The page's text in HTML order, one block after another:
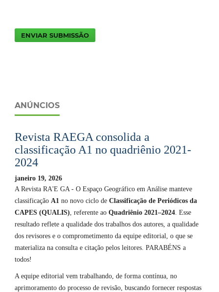
ENVIAR SUBMISSÃO
ANÚNCIOS
Revista RAEGA consolida a
classificação A1 no quadriênio 2021-
2024
janeiro 19, 2026
A Revista RA'E GA - O Espaço Geográfico em Análise manteve
classificação A1 no novo ciclo de Classificação de Periódicos da
CAPES (QUALIS) , referente ao Quadriênio 2021–2024 . Esse
resultado reflete a qualidade dos trabalhos dos autores, a qualidade
dos revisores e o comprometimento da equipe editorial, o que se
materializa na consulta e citação pelos leitores. PARABÉNS a
todos!
A equipe editorial vem trabalhando, de forma contínua, no
aprimoramento do processo de revisão, buscando fornecer respostas